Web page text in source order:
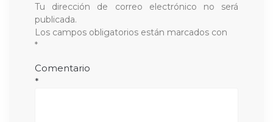
Tu dirección de correo electrónico no será
publicada.
Los campos obligatorios están marcados con
*
Comentario
*